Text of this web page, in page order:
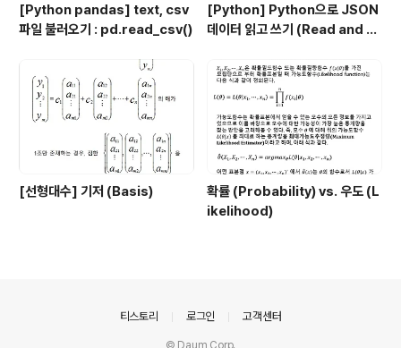
[Python pandas] text, csv
파일 불러오기 : pd.read_csv()
[Python] Python으로 JSON
데이터 읽고 쓰기 (Read and W
[선형대수] 기저 (Basis)
확률 (Probability) vs. 우도 (L
ikelihood)
티스토리 로그인 고객센터